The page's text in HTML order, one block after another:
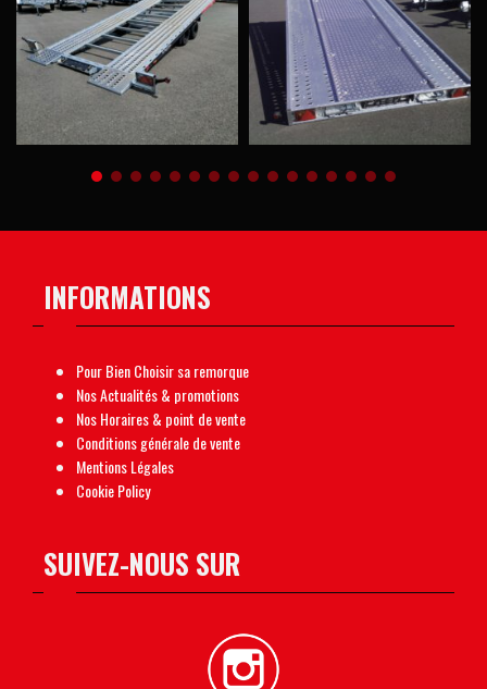
INFORMATIONS
Pour Bien Choisir sa remorque
Nos Actualités & promotions
Nos Horaires & point de vente
Conditions générale de vente
Mentions Légales
Cookie Policy
SUIVEZ-NOUS SUR